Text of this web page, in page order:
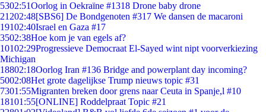
5302:51Oorlog in Oekraïne #1318 Drone baby drone
21202:48[SBS6] De Bondgenoten #317 We dansen de macaroni
19102:40Israel en Gaza #17
3502:38Hoe kom je van egels af?
10102:29Progressieve Democraat El-Sayed wint nipt voorverkiezing
Michigan
18802:18Oorlog Iran #136 Bridge and powerplant day incoming?
5002:08Het grote dagelijkse Trump nieuws topic #31
7301:55Migranten breken door grens naar Ceuta in Spanje,l #10
18101:55[ONLINE] Roddelpraat Topic #21